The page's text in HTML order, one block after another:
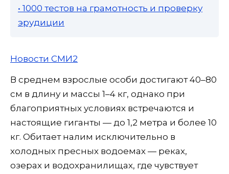
• 1000 тестов на грамотность и проверку
эрудиции
Новости СМИ2
В среднем взрослые особи достигают 40–80
см в длину и массы 1–4 кг, однако при
благоприятных условиях встречаются и
настоящие гиганты — до 1,2 метра и более 10
кг. Обитает налим исключительно в
холодных пресных водоемах — реках,
озерах и водохранилищах, где чувствует